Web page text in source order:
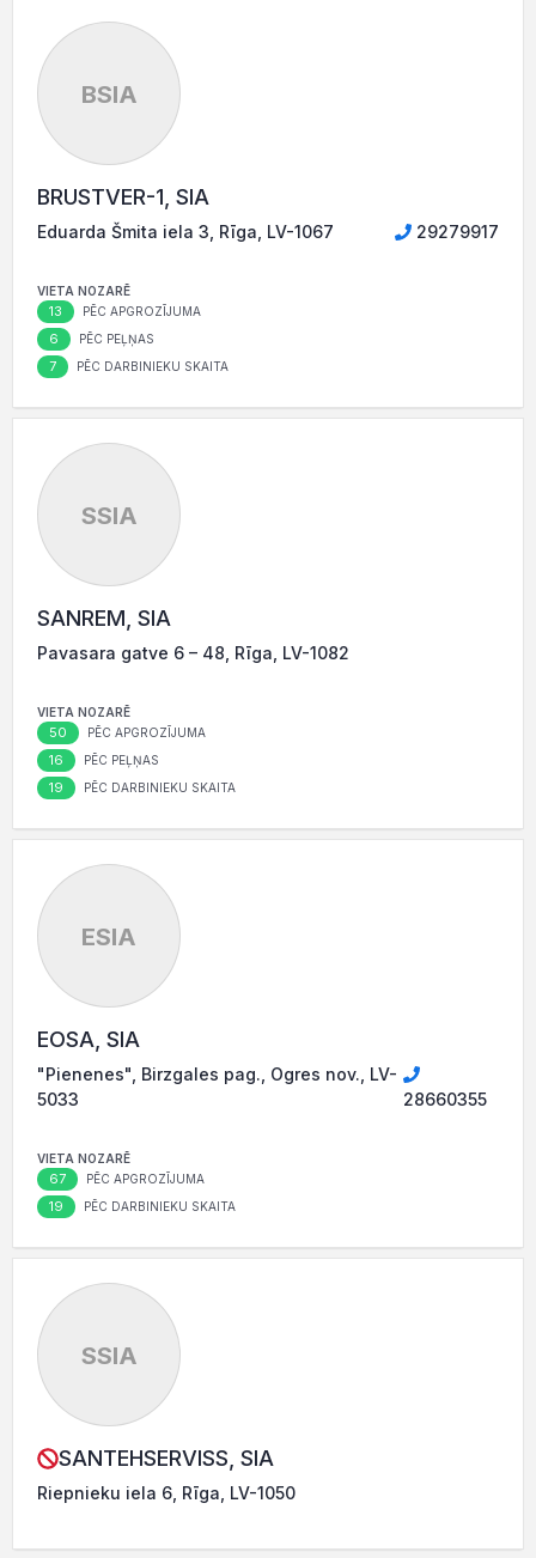
BSIA
BRUSTVER-1, SIA
Eduarda Šmita iela 3, Rīga, LV-1067 29279917
VIETA NOZARĒ
13 PĒC APGROZĪJUMA
6 PĒC PEĻŅAS
7 PĒC DARBINIEKU SKAITA
SSIA
SANREM, SIA
Pavasara gatve 6 – 48, Rīga, LV-1082
VIETA NOZARĒ
50 PĒC APGROZĪJUMA
16 PĒC PEĻŅAS
19 PĒC DARBINIEKU SKAITA
ESIA
EOSA, SIA
"Pienenes", Birzgales pag., Ogres nov., LV-
5033
28660355
VIETA NOZARĒ
67 PĒC APGROZĪJUMA
19 PĒC DARBINIEKU SKAITA
SSIA
SANTEHSERVISS, SIA
Riepnieku iela 6, Rīga, LV-1050